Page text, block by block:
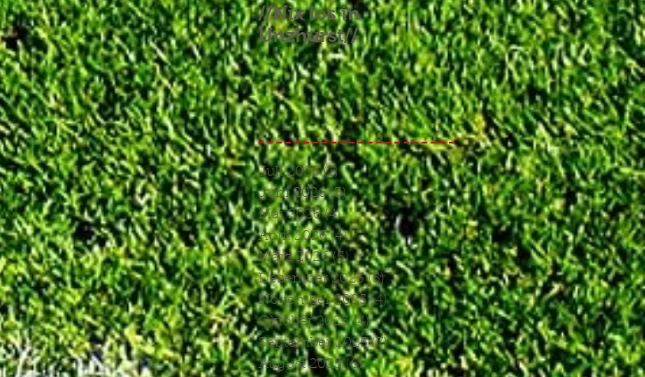
//Nix los in
Unzhurst//
//Aufgebrauchtes
Glück und ein
Endspiel, das keines
war//
Juli 2026 (1)1 Beitrag
Juni 2026 (3)3 Beiträge
Mai 2026 (4)4 Beiträge
April 2026 (4)4 Beiträge
März 2026 (5)5 Beiträge
Dezember 2025 (5) 5 Beiträge
November 2025 (4)4 Beiträge
Oktober 2025 (4)4 Beiträge
September 2025 (7)7 Beiträge
August 2025 (6)6 Beiträge